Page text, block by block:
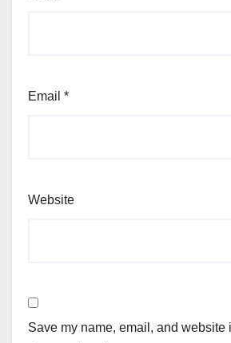
Email *
Website
Save my name, email, and website